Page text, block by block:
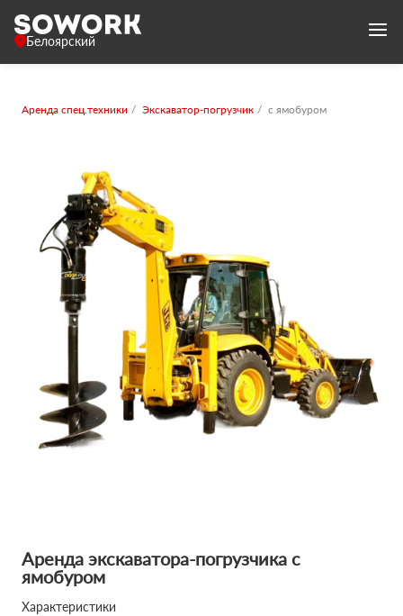
Белоярский
Аренда спец.техники Экскаватор-погрузчик с ямобуром
Аренда экскаватора-погрузчика с
ямобуром
Характеристики